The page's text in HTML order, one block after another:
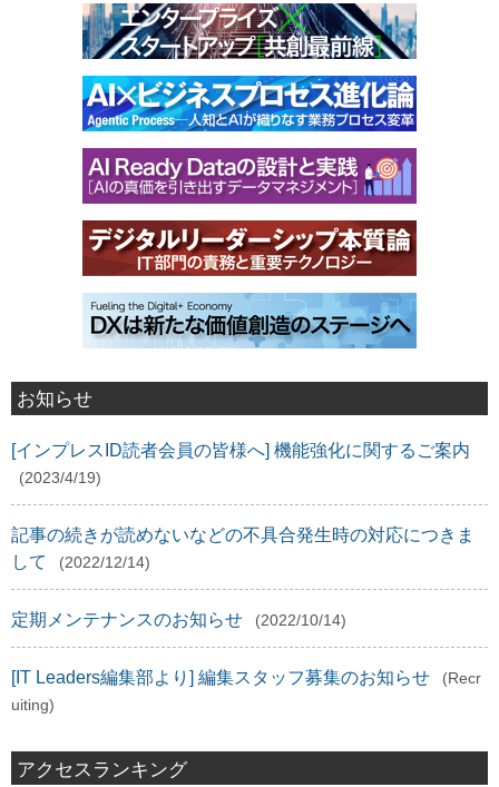
お知らせ
[インプレスID読者会員の皆様へ] 機能強化に関するご案内
(2023/4/19)
記事の続きが読めないなどの不具合発生時の対応につきま
して
(2022/12/14)
定期メンテナンスのお知らせ (2022/10/14)
[IT Leaders編集部より] 編集スタッフ募集のお知らせ
(Recr
uiting)
アクセスランキング